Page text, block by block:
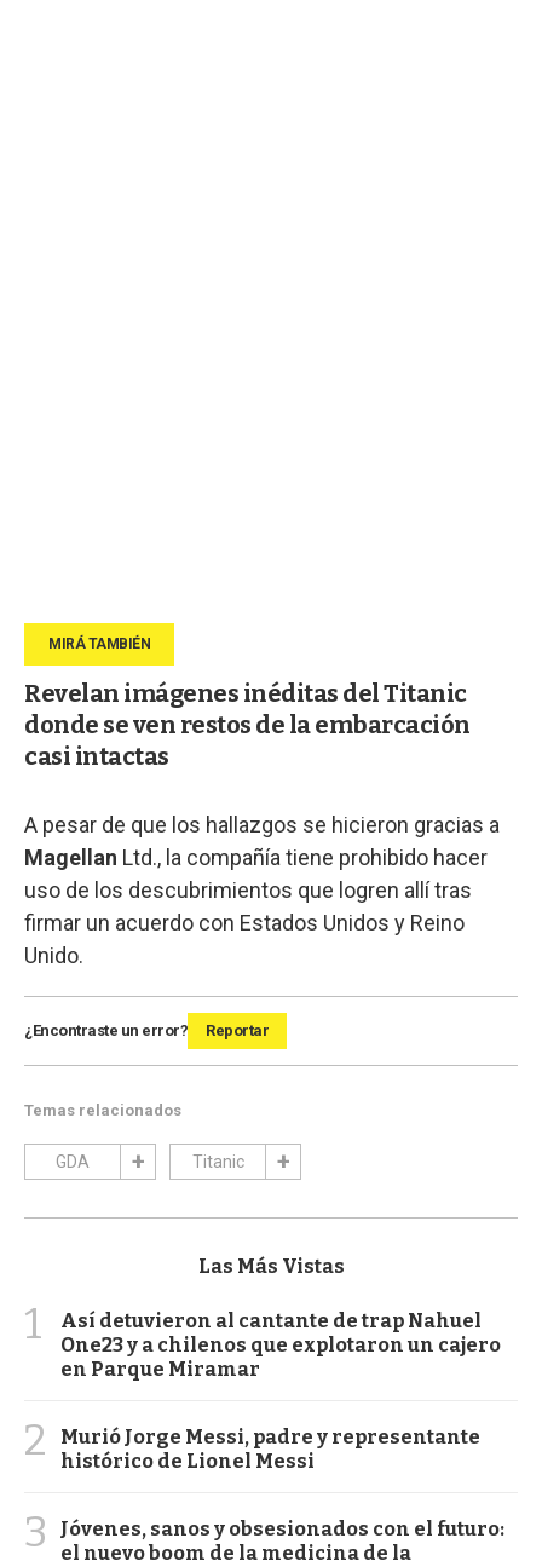
Revelan imágenes inéditas del Titanic
donde se ven restos de la embarcación
casi intactas
A pesar de que los hallazgos se hicieron gracias a
Magellan Ltd., la compañía tiene prohibido hacer
uso de los descubrimientos que logren allí tras
firmar un acuerdo con Estados Unidos y Reino
Unido.
¿Encontraste un error? Reportar
Temas relacionados
GDA Titanic
Las Más Vistas
1
Así detuvieron al cantante de trap Nahuel
One23 y a chilenos que explotaron un cajero
en Parque Miramar
2
Murió Jorge Messi, padre y representante
histórico de Lionel Messi
3
Jóvenes, sanos y obsesionados con el futuro:
el nuevo boom de la medicina de la